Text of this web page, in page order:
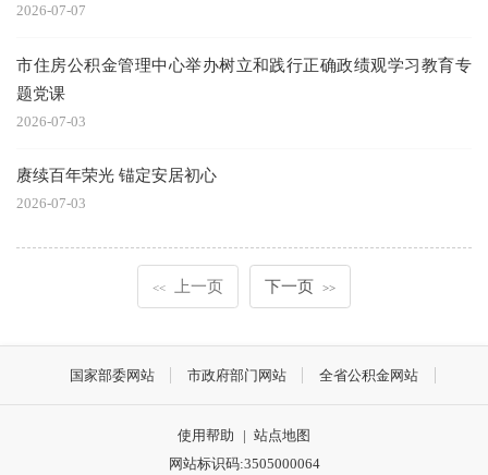
2026-07-07
市住房公积金管理中心举办树立和践行正确政绩观学习教育专
题党课
2026-07-03
赓续百年荣光 锚定安居初心
2026-07-03
<< 上一页 下一页 >>
国家部委网站 市政府部门网站 全省公积金网站
使用帮助 | 站点地图
网站标识码:3505000064